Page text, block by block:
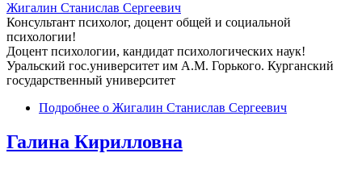
Жигалин Станислав Сергеевич
Консультант психолог, доцент общей и социальной
психологии!
Доцент психологии, кандидат психологических наук!
Уральский гос.университет им А.М. Горького. Курганский
государственный университет
Подробнее о Жигалин Станислав Сергеевич
Галина Кирилловна